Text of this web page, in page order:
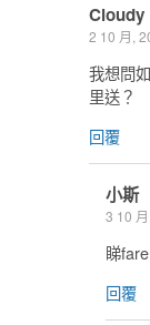
Cloudy
2 10 月,
我想問
里送？
回覆
小斯
3 10
睇
回覆